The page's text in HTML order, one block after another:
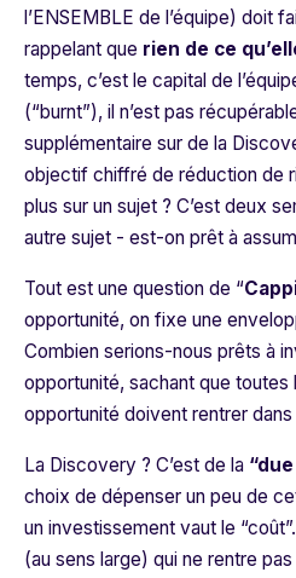
l’ENSEMBLE de l’équipe) doit
rappelant que rien de ce
temps, c’est le capital de
(“burnt”), il n’est pas
supplémentaire sur de la
objectif chiffré de réduction de
plus sur un sujet ? C’est deux
autre sujet - est-on prêt à
Tout est une question de “
opportunité, on fixe une
Combien serions-nous prêts à
opportunité, sachant que
opportunité doivent rentrer
La Discovery ? C’est de la “
choix de dépenser un peu de
un investissement vaut le
(au sens large) qui ne rentre